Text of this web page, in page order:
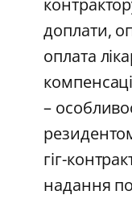
доплати,
оплата
–
гіг-
надання